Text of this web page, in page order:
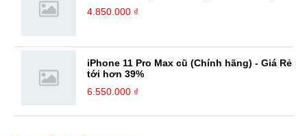
4.850.000 ₫
iPhone 11 Pro Max cũ (Chính hãng) - Giá Rẻ
tới hơn 39%
6.550.000 ₫